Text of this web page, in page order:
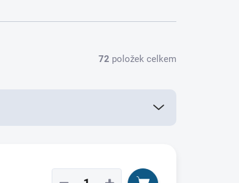
72 položek celkem